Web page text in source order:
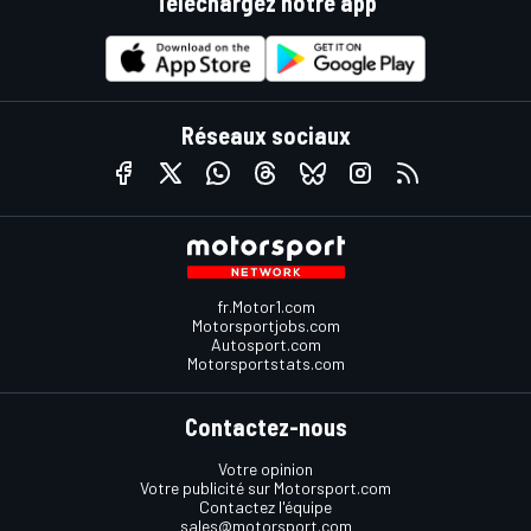
Réseaux sociaux
fr.Motor1.com
Motorsportjobs.com
Autosport.com
Motorsportstats.com
Contactez-nous
Votre opinion
Votre publicité sur Motorsport.com
Contactez l'équipe
sales@motorsport.com